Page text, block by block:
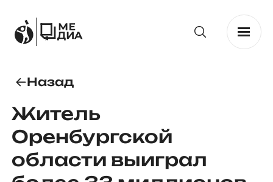
Назад
Житель
Оренбургской
области выиграл